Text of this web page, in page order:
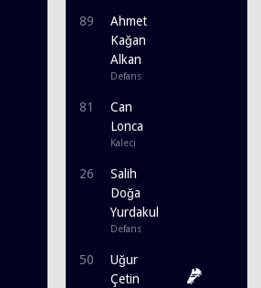
89
Ahmet
Kağan
Alkan
Defans
81
Can
Lonca
Kaleci
26
Salih
Doğa
Yurdakul
Defans
50
Uğur
Çetin